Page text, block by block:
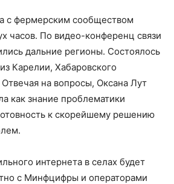
с фермерским сообществом
часов. По видео-­конференц связи
дальние регионы. Состоялось
Карелии, Хабаровского
на вопросы, Оксана Лут
как знание проблематики
к скорейшему решению
интернета в селах будет
с Минфцифры и операторами